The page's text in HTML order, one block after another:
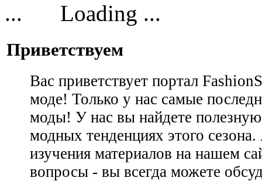
Loading ...
Приветствуем
Вас приветствует портал
моде! Только у нас самые
моды! У нас вы найдете
модных тенденциях этого
изучения материалов на нашем
вопросы - вы всегда можете